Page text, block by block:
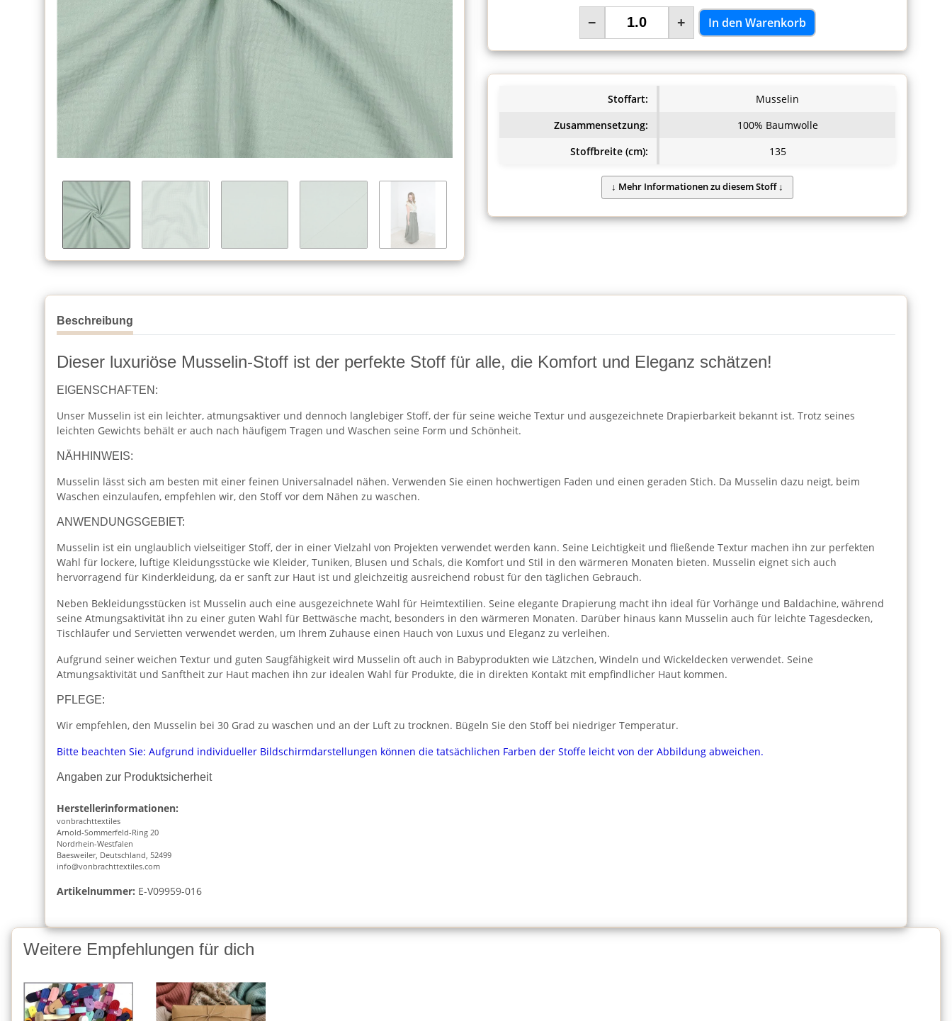
− + In den Warenkorb
Stoffart:
Musselin
Zusammensetzung:
100% Baumwolle
Stoffbreite (cm):
135
Beschreibung
Dieser luxuriöse Musselin-Stoff ist der perfekte Stoff für alle, die Komfort und Eleganz schätzen!
EIGENSCHAFTEN:
Unser Musselin ist ein leichter, atmungsaktiver und dennoch langlebiger Stoff, der für seine weiche Textur und ausgezeichnete Drapierbarkeit bekannt ist. Trotz seines
leichten Gewichts behält er auch nach häufigem Tragen und Waschen seine Form und Schönheit.
NÄHHINWEIS:
Musselin lässt sich am besten mit einer feinen Universalnadel nähen. Verwenden Sie einen hochwertigen Faden und einen geraden Stich. Da Musselin dazu neigt, beim
Waschen einzulaufen, empfehlen wir, den Stoff vor dem Nähen zu waschen.
ANWENDUNGSGEBIET:
Musselin ist ein unglaublich vielseitiger Stoff, der in einer Vielzahl von Projekten verwendet werden kann. Seine Leichtigkeit und fließende Textur machen ihn zur perfekten
Wahl für lockere, luftige Kleidungsstücke wie Kleider, Tuniken, Blusen und Schals, die Komfort und Stil in den wärmeren Monaten bieten. Musselin eignet sich auch
hervorragend für Kinderkleidung, da er sanft zur Haut ist und gleichzeitig ausreichend robust für den täglichen Gebrauch.
Neben Bekleidungsstücken ist Musselin auch eine ausgezeichnete Wahl für Heimtextilien. Seine elegante Drapierung macht ihn ideal für Vorhänge und Baldachine, während
seine Atmungsaktivität ihn zu einer guten Wahl für Bettwäsche macht, besonders in den wärmeren Monaten. Darüber hinaus kann Musselin auch für leichte Tagesdecken,
Tischläufer und Servietten verwendet werden, um Ihrem Zuhause einen Hauch von Luxus und Eleganz zu verleihen.
Aufgrund seiner weichen Textur und guten Saugfähigkeit wird Musselin oft auch in Babyprodukten wie Lätzchen, Windeln und Wickeldecken verwendet. Seine
Atmungsaktivität und Sanftheit zur Haut machen ihn zur idealen Wahl für Produkte, die in direkten Kontakt mit empfindlicher Haut kommen.
PFLEGE:
Wir empfehlen, den Musselin bei 30 Grad zu waschen und an der Luft zu trocknen. Bügeln Sie den Stoff bei niedriger Temperatur.
Bitte beachten Sie: Aufgrund individueller Bildschirmdarstellungen können die tatsächlichen Farben der Stoffe leicht von der Abbildung abweichen.
Angaben zur Produktsicherheit
Herstellerinformationen:
vonbrachttextiles
Arnold-Sommerfeld-Ring 20
Nordrhein-Westfalen
Baesweiler, Deutschland, 52499
info@vonbrachttextiles.com
Artikelnummer: E-V09959-016
Weitere Empfehlungen für dich